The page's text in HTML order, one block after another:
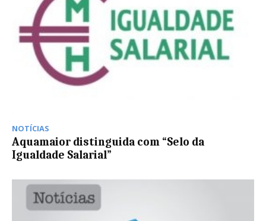
NOTÍCIAS
Aquamaior distinguida com “Selo da
Igualdade Salarial”